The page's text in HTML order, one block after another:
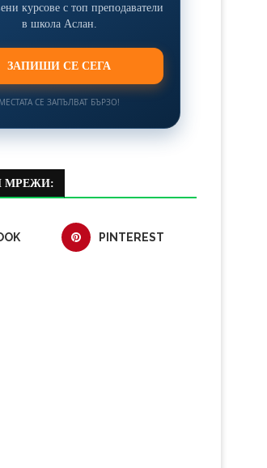
курсове с топ преподаватели
в школа Аслан.
ЗАПИШИ СЕ СЕГА
МЕСТАТА СЕ ЗАПЪЛВАТ БЪРЗО!
МРЕЖИ:
PINTEREST